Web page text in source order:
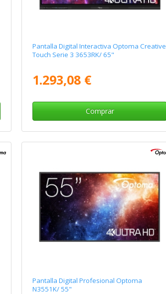
Pantalla Digital Interactiva Optoma Creative
Touch Serie 3 3653RK/ 65"
1.293,08 €
Comprar
Pantalla Digital Profesional Optoma
N3551K/ 55"